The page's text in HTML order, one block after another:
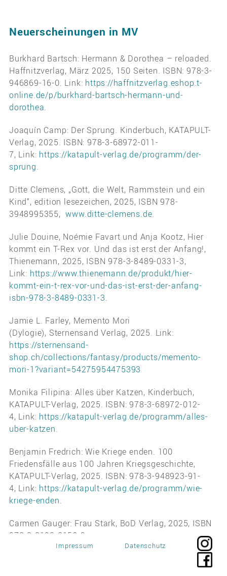
Neuerscheinungen in MV
Burkhard Bartsch: Hermann & Dorothea – reloaded.
Haffnitzverlag, März 2025, 150 Seiten. ISBN: 978-3-
946869-16-0. Link: https://haffnitzverlag.eshop.t-
online.de/p/burkhard-bartsch-hermann-und-
dorothea.
Joaquín Camp: Der Sprung. Kinderbuch, KATAPULT-
Verlag, 2025. ISBN: 978-3-68972-011-
7, Link: https://katapult-verlag.de/programm/der-
sprung.
Ditte Clemens, „Gott, die Welt, Rammstein und ein
Kind“, edition lesezeichen, 2025, ISBN 978-
3948995355,www.ditte-clemens.de.
Julie Douine, Noémie Favart und Anja Kootz, Hier
kommt ein T-Rex vor. Und das ist erst der Anfang!,
Thienemann, 2025, ISBN 978-3-8489-0331-3,
Link: https://www.thienemann.de/produkt/hier-
kommt-ein-t-rex-vor-und-das-ist-erst-der-anfang-
isbn-978-3-8489-0331-3.
Jamie L. Farley, Memento Mori
(Dylogie), Sternensand Verlag, 2025. Link:
https://sternensand-
shop.ch/collections/fantasy/products/memento-
mori-1?variant=54275954475393
Monika Filipina: Alles über Katzen, Kinderbuch,
KATAPULT-Verlag, 2025. ISBN: 978-3-68972-012-
4, Link: https://katapult-verlag.de/programm/alles-
uber-katzen.
Benjamin Fredrich: Wie Kriege enden. 100
Friedensfälle aus 100 Jahren Kriegsgeschichte,
KATAPULT-Verlag, 2025. ISBN: 978-3-948923-91-
4, Link: https://katapult-verlag.de/programm/wie-
kriege-enden.
Carmen Gauger: Frau Stark, BoD Verlag, 2025, ISBN
978-3-8192-0150-9,
https://www.carmengauger.de/neues/
Carmen Gauger: Äderung, 2. Auflage, BoD Verlag,
Impressum Datenschutz